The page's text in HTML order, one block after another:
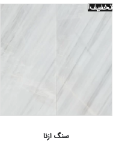
تخفیف!
سنگ ازنا